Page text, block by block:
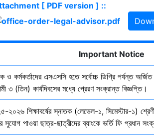
[ PDF version ] ::
Important Notice
ও কর্মকর্তাদের এসএসসি হতে সর্বোচ্চ ডিগ্রি পর্যন্ত
৩ (তিন) কার্যদিবসের মধ্যে প্রেরণ সংক্রান্ত বিজ্ঞপ্তি।
২০২৬ শিক্ষাবর্ষের স্নাতক (লেভেল-১, সিমেস্টার-১)
সুযোগ পাওয়া ছাত্র-ছাত্রীদের ব্যাংকে ভর্তি ফি প্রধান